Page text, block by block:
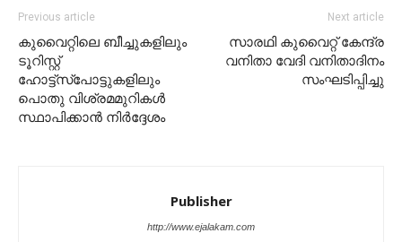
Previous article
കുവൈറ്റിലെ ബീച്ചുകളിലും
ടൂറിസ്റ്റ്
ഹോട്ട്‌സ്‌പോട്ടുകളിലും
പൊതു വിശ്രമമുറികൾ
സ്ഥാപിക്കാൻ നിർദ്ദേശം
Next article
സാരഥി കുവൈറ്റ് കേന്ദ്ര
വനിതാ വേദി വനിതാദിനം
സംഘടിപ്പിച്ചു
Publisher
http://www.ejalakam.com